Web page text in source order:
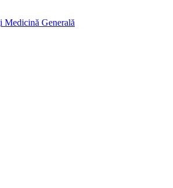
Medicină Generală